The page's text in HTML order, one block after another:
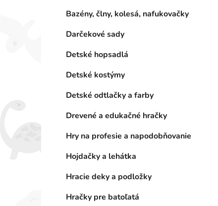
Bazény, člny, kolesá, nafukovačky
Darčekové sady
Detské hopsadlá
Detské kostýmy
Detské odtlačky a farby
Drevené a edukačné hračky
Hry na profesie a napodobňovanie
Hojdačky a lehátka
Hracie deky a podložky
Hračky pre batoľatá